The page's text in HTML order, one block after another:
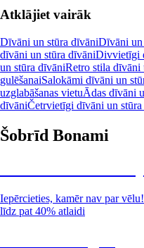
Atklājiet vairāk
Dīvāni un stūra dīvāniDīvāni un
dīvāni un stūra dīvāniDivvietīgi
un stūra dīvāniRetro stila dīvāni
gulēšanaiSalokāmi dīvāni un
uzglabāšanas vietuĀdas dīvāni
dīvāniČetrvietīgi dīvāni un
Šobrīd Bonami
Iepērcieties, kamēr nav par
līdz pat 40% atlaidi